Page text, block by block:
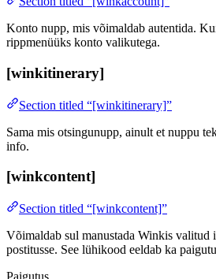
Konto nupp, mis võimaldab autentida.
rippmenüüks konto valikutega.
[winkitinerary]
Section titled “[winkitinerary]”
Sama mis otsingunupp, ainult et nuppu
info.
[winkcontent]
Section titled “[winkcontent]”
Võimaldab sul manustada Winkis valitud
postitusse. See lühikood eeldab ka
Paigutus